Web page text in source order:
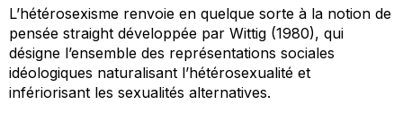
L’hétérosexisme renvoie en quelque sorte à la notion de
pensée straight développée par Wittig (1980), qui
désigne l’ensemble des représentations sociales
idéologiques naturalisant l’hétérosexualité et
infériorisant les sexualités alternatives.